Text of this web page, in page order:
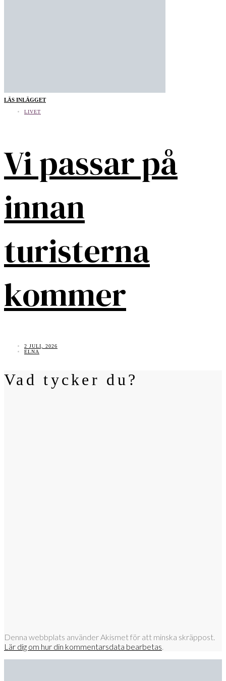
LÄS INLÄGGET
LIVET
Vi passar på
innan
turisterna
kommer
2 JULI, 2026
ELNA
Vad tycker du?
Denna webbplats använder Akismet för att minska skräppost.
Lär dig om hur din kommentarsdata bearbetas.